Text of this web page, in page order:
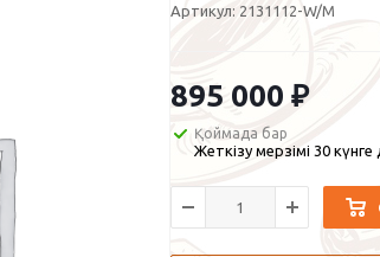
Артикул: 2131112-W/M
895 000 ₽
Қоймада бар
Жеткізу мерзімі 30 күнге